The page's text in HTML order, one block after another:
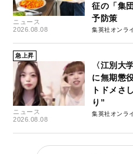
ニュース
2026.08.08
征の「集
予防策
集英社オンラ
急上昇
ニュース
2026.08.08
〈江別大
に無期懲
トドメさ
り”
集英社オンラ